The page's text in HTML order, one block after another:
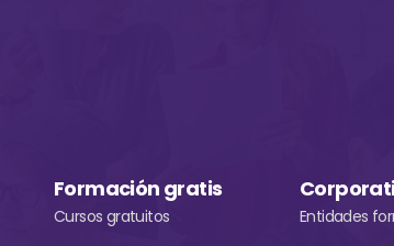
Formación gratis
Cursos gratuitos
Entidades